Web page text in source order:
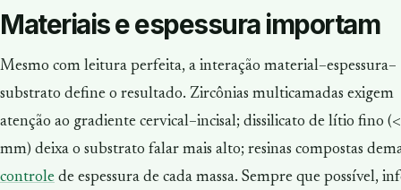
Materiais e espessura importam
Mesmo com leitura perfeita, a interação material–espessura–
substrato define o resultado. Zircônias multicamadas exigem
atenção ao gradiente cervical–incisal; dissilicato de lítio fino
mm) deixa o substrato falar mais alto; resinas compostas
controle de espessura de cada massa. Sempre que possível,